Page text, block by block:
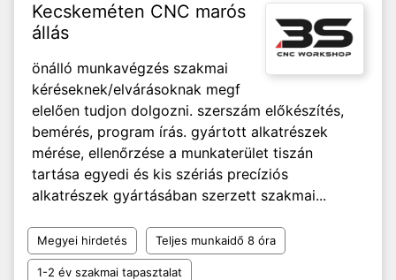
Kecskeméten CNC marós
állás
önálló munkavégzés szakmai
kéréseknek/elvárásoknak megf
elelően tudjon dolgozni. szerszám előkészítés,
bemérés, program írás. gyártott alkatrészek
mérése, ellenőrzése a munkaterület tiszán
tartása egyedi és kis szériás precíziós
alkatrészek gyártásában szerzett szakmai...
Megyei hirdetés Teljes munkaidő 8 óra
1-2 év szakmai tapasztalat